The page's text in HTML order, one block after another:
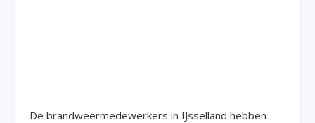
De brandweermedewerkers in IJsselland hebben